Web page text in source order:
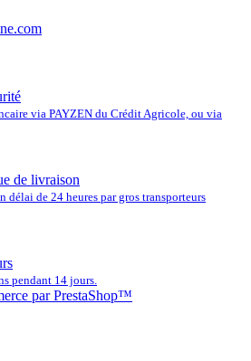
via PAYZEN du Crédit Agricole, ou via
de livraison
délai de 24 heures par gros transporteurs
pendant 14 jours.
par PrestaShop™